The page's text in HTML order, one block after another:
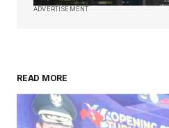
ADVERTISEMENT
READ MORE